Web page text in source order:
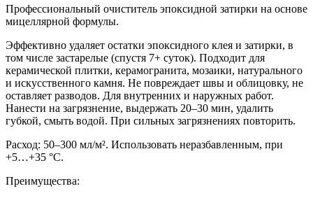
Профессиональный очиститель эпоксидной затирки на основе
мицеллярной формулы.
Эффективно удаляет остатки эпоксидного клея и затирки, в
том числе застарелые (спустя 7+ суток). Подходит для
керамической плитки, керамогранита, мозаики, натурального
и искусственного камня. Не повреждает швы и облицовку, не
оставляет разводов. Для внутренних и наружных работ.
Нанести на загрязнение, выдержать 20–30 мин, удалить
губкой, смыть водой. При сильных загрязнениях повторить.
Расход: 50–300 мл/м². Использовать неразбавленным, при
+5…+35 °C.
Преимущества: